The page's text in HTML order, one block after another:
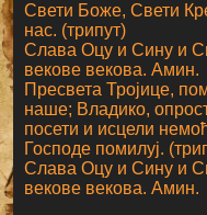
Свети Боже, Свети
нас. (трипут)
Слава Оцу и Сину и
векове векова. Амин.
Пресвета Тројице,
наше; Владико,
посети и исцели
Господе помилуј.
Слава Оцу и Сину и
векове векова. Амин.